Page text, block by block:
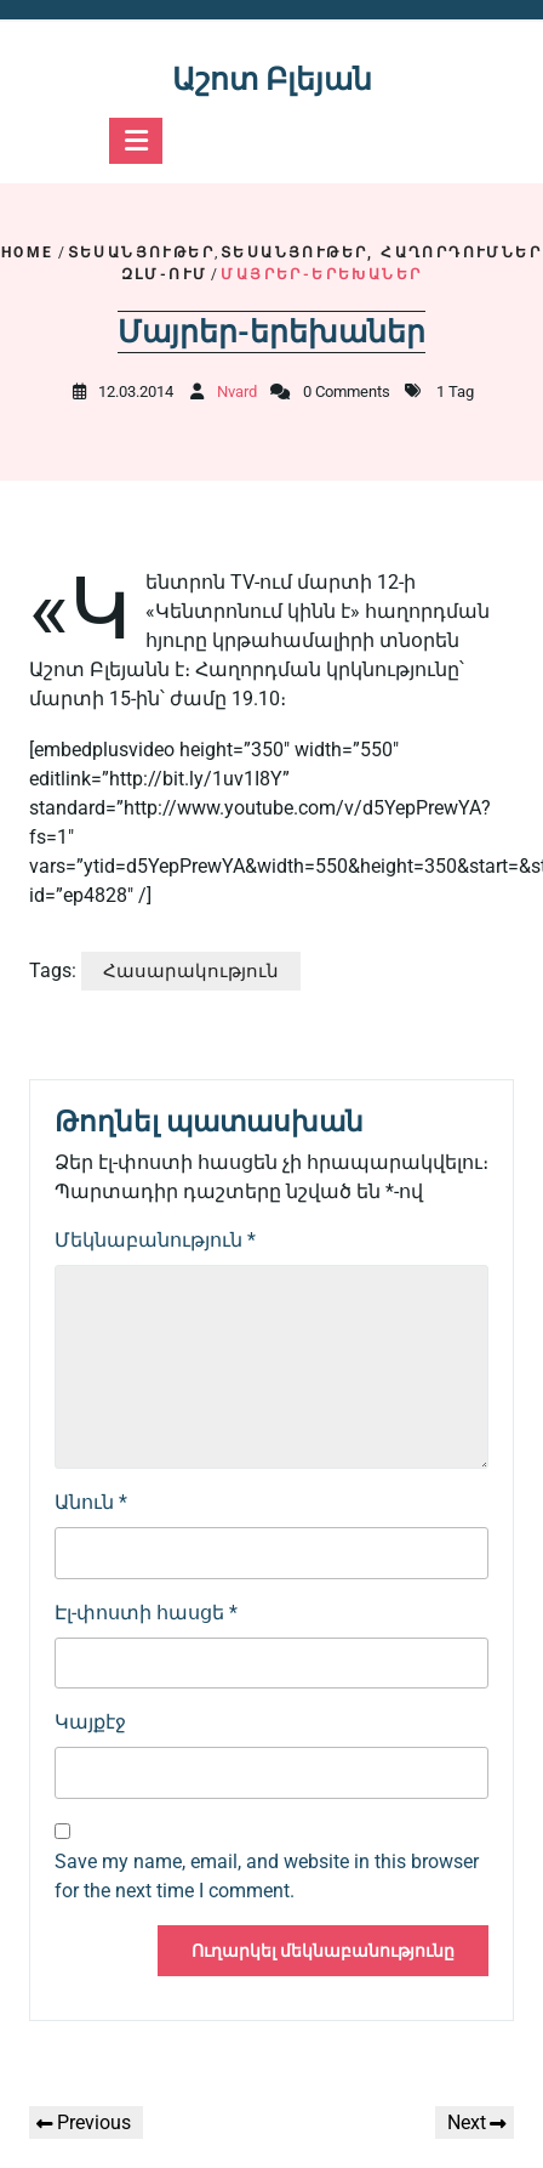
Աշոտ Բլեյան
HOME / ՏԵՍԱՆՅՈՒԹԵՐ, ՏԵՍԱՆՅՈՒԹԵՐ, ՀԱՂՈՐԴՈՒՄՆԵՐ
ԶԼՄ-ՈՒՄ / ՄԱՅՐԵՐ-ԵՐԵԽԱՆԵՐ
Մայրեր-երեխաներ
12.03.2014 Nvard 0 Comments 1 Tag
«Կ
ենտրոն TV-ում մարտի 12-ի
«Կենտրոնում կինն է» հաղորդման
հյուրը կրթահամալիրի տնօրեն
Աշոտ Բլեյանն է։ Հաղորդման կրկնությունը՝
մարտի 15-ին՝ ժամը 19.10։
[embedplusvideo height=”350″ width=”550″
editlink=”http://bit.ly/1uv1I8Y”
standard=”http://www.youtube.com/v/d5YepPrewYA?
fs=1″
id=”ep4828″ /]
Tags: Հասարակություն
Թողնել պատասխան
Ձեր էլ-փոստի հասցեն չի հրապարակվելու։
Պարտադիր դաշտերը նշված են *-ով
Մեկնաբանություն *
Անուն *
Էլ-փոստի հասցե *
Կայքէջ
Save my name, email, and website in this browser
for the next time I comment.
նավարկումը
Previous
Previous
Next
Next